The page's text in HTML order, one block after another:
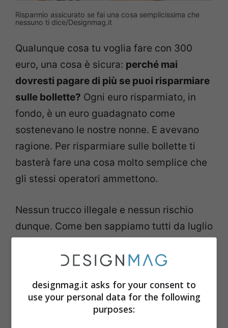
Risparmio assicurato se fai una cosa semplicissima che
nessuno ti dice/Designmag.it
Qualunque cosa tu voglia fare con 300
euro, una cosa è sicura: perché mai
dovresti pagare di più se puoi risparmiare
sulle bollette? Ogni euro risparmiato, in
fondo, è un euro guadagnato come
sostenevano le nostre nonne. E avevano
ragione. Per risparmiare sulle bollette ti
basterà fare una cosa molto semplice che
gli stessi operatori ammettono.
Nessun trucco illegale e nessun rischio
dunque. Come ben sappiamo tutti da luglio
per le persone economicamente in
– il passaggio al mercato libero. Emercato
libero vuol dire una cosa: concorrenza!
designmag.it asks for your consent to
use your personal data for the following
purposes: